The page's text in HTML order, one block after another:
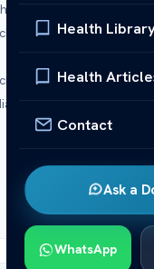
Health
Health
Contact
Ask a
WhatsApp